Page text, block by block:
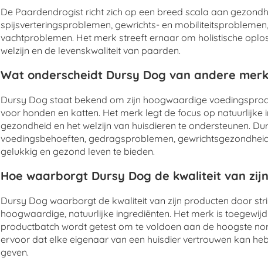
De Paardendrogist richt zich op een breed scala aan
spijsverteringsproblemen, gewrichts- en
vachtproblemen. Het merk streeft ernaar om holistische
welzijn en de levenskwaliteit van paarden.
Wat onderscheidt Dursy Dog van andere
Dursy Dog staat bekend om zijn hoogwaardige
voor honden en katten. Het merk legt de focus op
gezondheid en het welzijn van huisdieren te ondersteunen.
voedingsbehoeften, gedragsproblemen,
gelukkig en gezond leven te bieden.
Hoe waarborgt Dursy Dog de kwaliteit van
Dursy Dog waarborgt de kwaliteit van zijn producten door
hoogwaardige, natuurlijke ingrediënten. Het merk is
productbatch wordt getest om te voldoen aan de hoogste
ervoor dat elke eigenaar van een huisdier vertrouwen kan
geven.